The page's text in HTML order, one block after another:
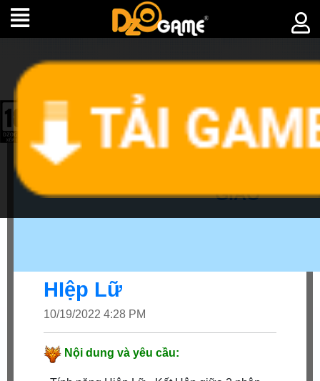
►
GIAO
HIệp Lữ
10/19/2022 4:28 PM
Nội dung và yêu cầu: